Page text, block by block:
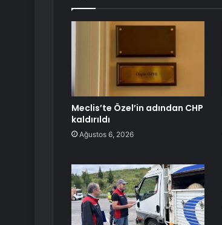
Meclis’te Özel’in adından CHP
kaldırıldı
Ağustos 6, 2026